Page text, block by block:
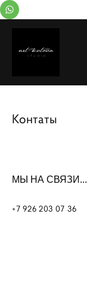
Контаты
МЫ НА СВЯЗИ...
+7 926 203 07 36